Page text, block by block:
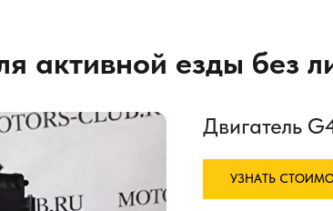
активной езды без
Двигатель
УЗНАТЬ